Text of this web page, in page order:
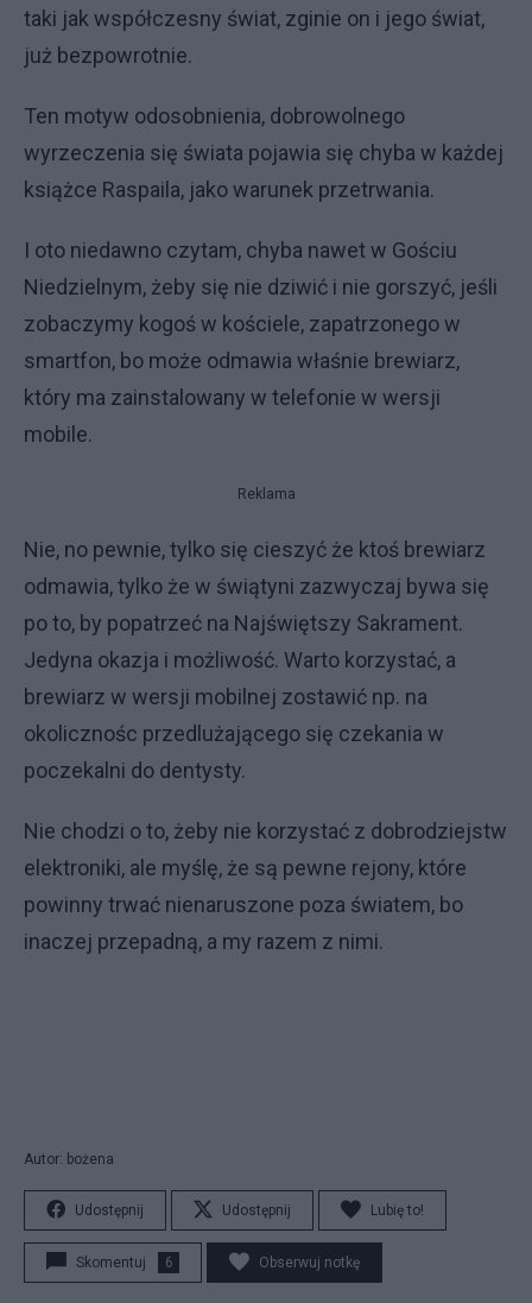
taki jak współczesny świat, zginie on i jego świat,
już bezpowrotnie.
Ten motyw odosobnienia, dobrowolnego
wyrzeczenia się świata pojawia się chyba w każdej
książce Raspaila, jako warunek przetrwania.
I oto niedawno czytam, chyba nawet w Gościu
Niedzielnym, żeby się nie dziwić i nie gorszyć, jeśli
zobaczymy kogoś w kościele, zapatrzonego w
smartfon, bo może odmawia właśnie brewiarz,
który ma zainstalowany w telefonie w wersji
mobile.
Reklama
Nie, no pewnie, tylko się cieszyć że ktoś brewiarz
odmawia, tylko że w świątyni zazwyczaj bywa się
po to, by popatrzeć na Najświętszy Sakrament.
Jedyna okazja i możliwość. Warto korzystać, a
brewiarz w wersji mobilnej zostawić np. na
okolicznośc przedlużającego się czekania w
poczekalni do dentysty.
Nie chodzi o to, żeby nie korzystać z dobrodziejstw
elektroniki, ale myślę, że są pewne rejony, które
powinny trwać nienaruszone poza światem, bo
inaczej przepadną, a my razem z nimi.
Autor: bożena
Udostępnij Udostępnij Lubię to!
Skomentuj 6 Obserwuj notkę